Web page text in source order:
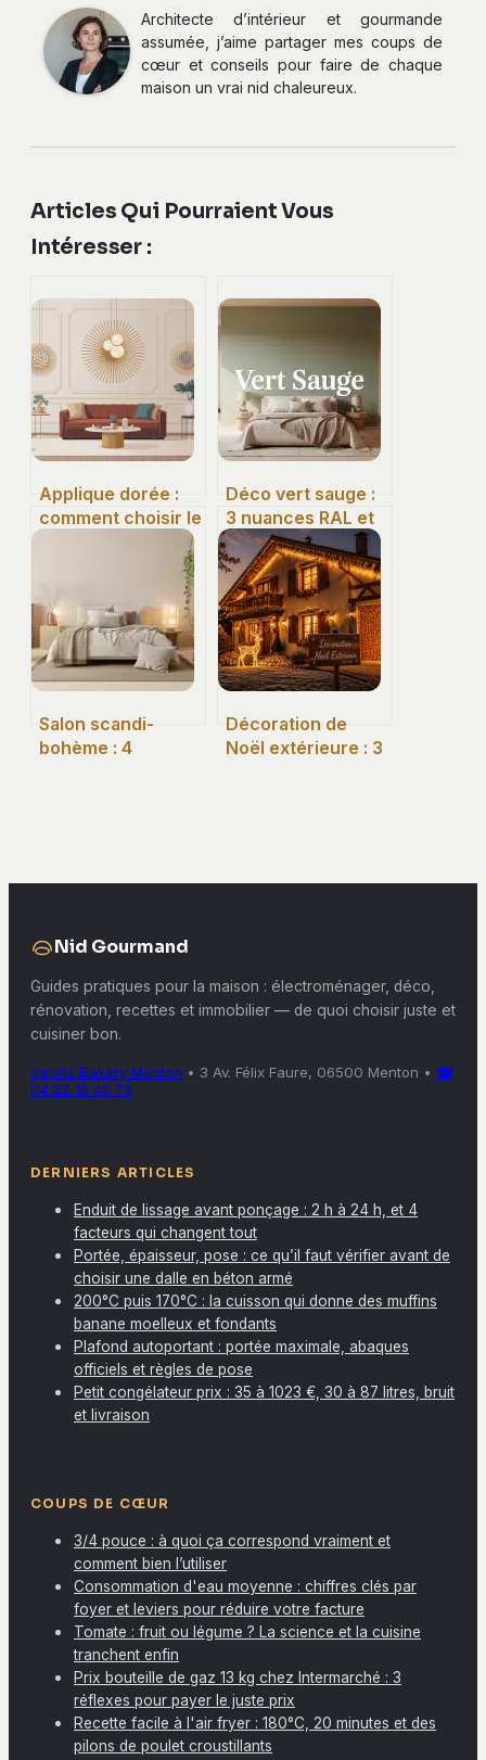
Architecte d’intérieur et gourmande
assumée, j’aime partager mes coups de
cœur et conseils pour faire de chaque
maison un vrai nid chaleureux.
Articles Qui Pourraient Vous
Intéresser :
Applique dorée :
comment choisir le
Déco vert sauge :
3 nuances RAL et
4 associations
pour éviter l’effet
terne
Salon scandi-
bohème : 4
Décoration de
Noël extérieure : 3
Nid Gourmand
Guides pratiques pour la maison : électroménager, déco,
rénovation, recettes et immobilier — de quoi choisir juste et
cuisiner bon.
Vanilla Bakery Menton • 3 Av. Félix Faure, 06500 Menton • ☎
04 22 16 46 79
DERNIERS ARTICLES
Enduit de lissage avant ponçage : 2 h à 24 h, et 4
facteurs qui changent tout
Portée, épaisseur, pose : ce qu’il faut vérifier avant de
choisir une dalle en béton armé
200°C puis 170°C : la cuisson qui donne des muffins
banane moelleux et fondants
Plafond autoportant : portée maximale, abaques
officiels et règles de pose
Petit congélateur prix : 35 à 1023 €, 30 à 87 litres, bruit
et livraison
COUPS DE CŒUR
3/4 pouce : à quoi ça correspond vraiment et
comment bien l’utiliser
Consommation d'eau moyenne : chiffres clés par
foyer et leviers pour réduire votre facture
Tomate : fruit ou légume ? La science et la cuisine
tranchent enfin
Prix bouteille de gaz 13 kg chez Intermarché : 3
réflexes pour payer le juste prix
Recette facile à l'air fryer : 180°C, 20 minutes et des
pilons de poulet croustillants